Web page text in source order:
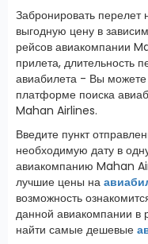
Забронировать перелет
выгодную цену в
рейсов авиакомпании
прилета, длительность
авиабилета - Вы
платформе поиска
Mahan Airlines.
Введите пункт
необходимую дату в
авиакомпанию Mahan
лучшие цены на
возможность
данной авиакомпании в
найти самые дешевые